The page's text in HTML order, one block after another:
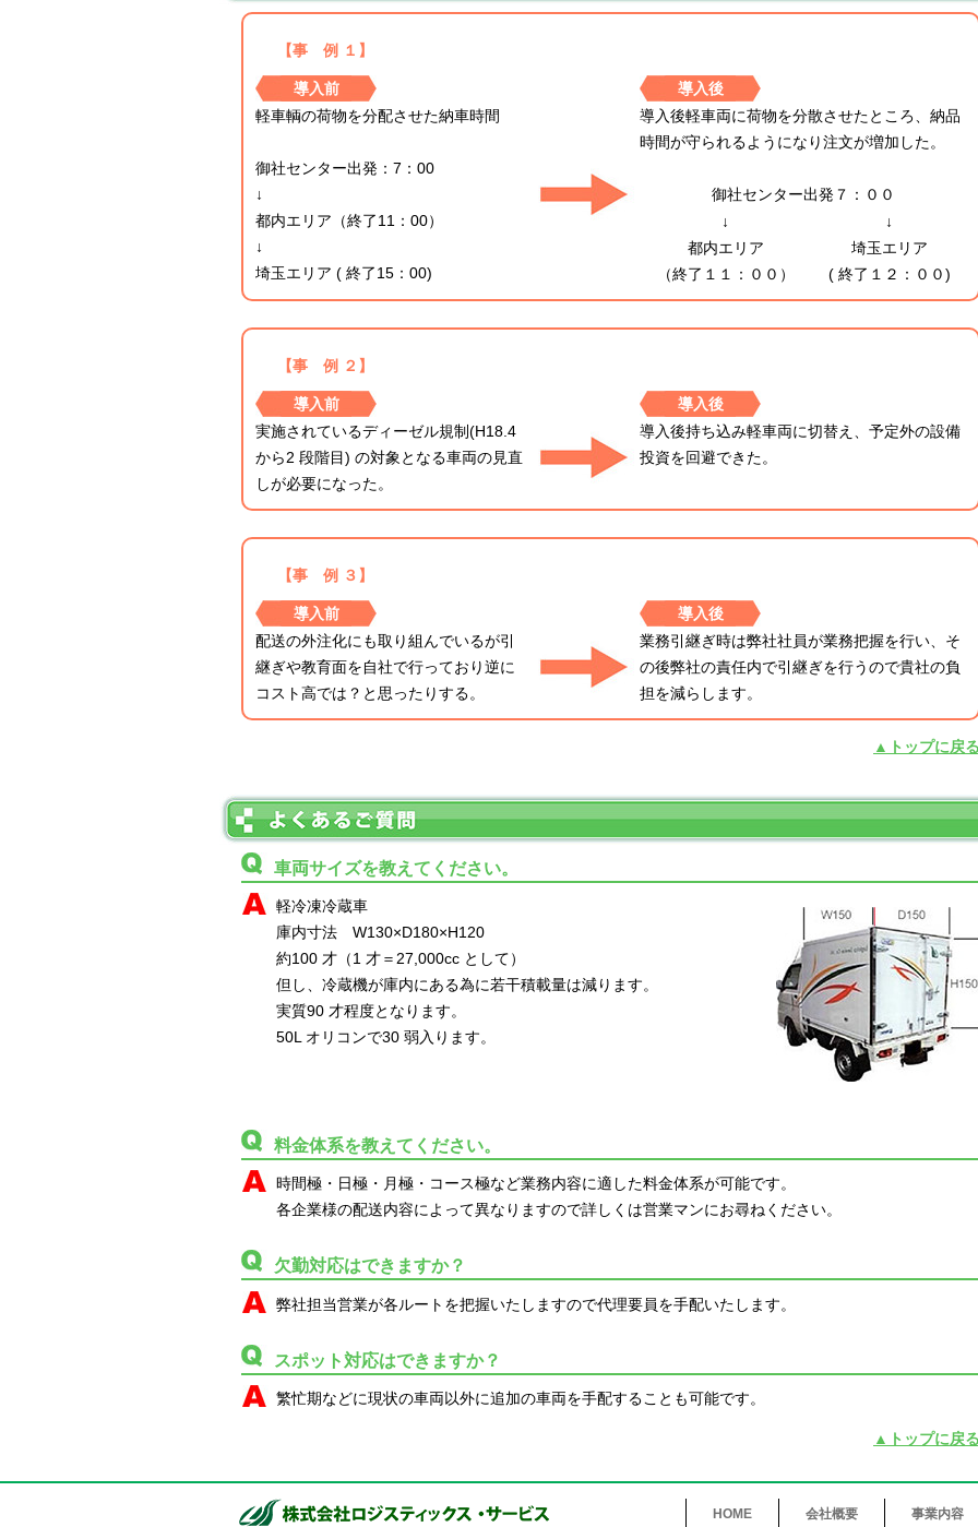
【事 例 １】
導入前
導入後
軽車輌の荷物を分配させた納車時間
御社センター出発：7：00
↓
都内エリア（終了11：00）
↓
埼玉エリア ( 終了15：00)
導入後軽車両に荷物を分散させたところ、納品
時間が守られるようになり注文が増加した。
御社センター出発７：００
↓
都内エリア
（終了１１：００）
↓
埼玉エリア
( 終了１２：００)
【事 例 ２】
導入前
導入後
実施されているディーゼル規制(H18.4
から2 段階目) の対象となる車両の見直
しが必要になった。
導入後持ち込み軽車両に切替え、予定外の設備
投資を回避できた。
【事 例 ３】
導入前
導入後
配送の外注化にも取り組んでいるが引
継ぎや教育面を自社で行っており逆に
コスト高では？と思ったりする。
業務引継ぎ時は弊社社員が業務把握を行い、そ
の後弊社の責任内で引継ぎを行うので貴社の負
担を減らします。
▲トップに戻
車両サイズを教えてください。
軽冷凍冷蔵車
庫内寸法 W130×D180×H120
約100 才（1 才＝27,000cc として）
但し、冷蔵機が庫内にある為に若干積載量は減ります。
実質90 才程度となります。
50L オリコンで30 弱入ります。
料金体系を教えてください。
時間極・日極・月極・コース極など業務内容に適した料金体系が可能です。
各企業様の配送内容によって異なりますので詳しくは営業マンにお尋ねください。
欠勤対応はできますか？
弊社担当営業が各ルートを把握いたしますので代理要員を手配いたします。
スポット対応はできますか？
繁忙期などに現状の車両以外に追加の車両を手配することも可能です。
▲トップに戻
HOME 会社概要 事業内容